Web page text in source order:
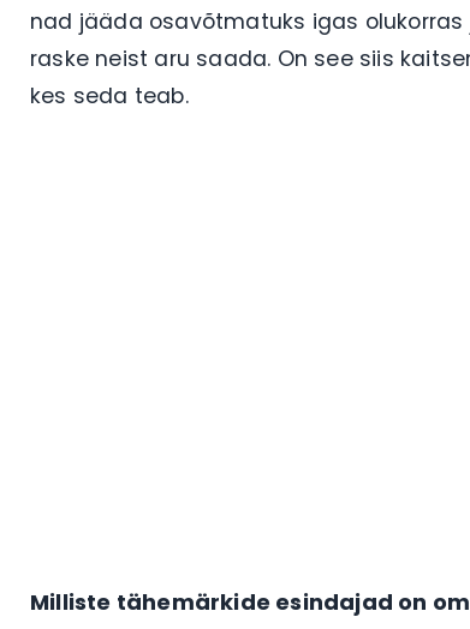
nad jääda osavõtmatuks igas
raske neist aru saada. On see siis
kes seda teab.
Milliste tähemärkide esindajad on